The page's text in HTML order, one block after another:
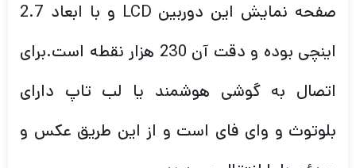
صفحه نمایش این دوربین LCD و با ابعاد 2.7
اینچی بوده و دقت آن 230 هزار نقطه است.برای
اتصال به گوشی هوشمند یا لب تاپ دارای
بلوتوث و وای فای است و از این طریق عکس و